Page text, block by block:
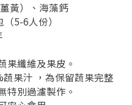
黃）、海藻鈣
5-6人份）
果纖維及果皮。
果汁 ，為保留蔬果完整
特別過濾製作。